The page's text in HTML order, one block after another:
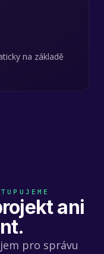
na základě
ani
pro správu